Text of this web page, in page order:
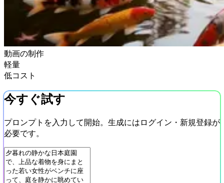
動画の制作
軽量
低コスト
今すぐ試す
プロンプトを入力して開始。生成にはログイン・新規登録が
必要です。